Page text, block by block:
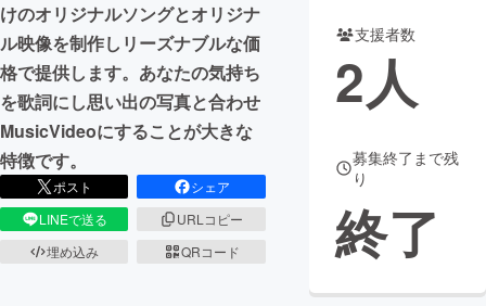
CAMPFIRE for Social Good
CAMPFIRE Creation
CAMPFIREふるさと納税machi-ya コミュニティ
けのオリジナルソングとオリジナ
ル映像を制作しリーズナブルな価
格で提供します。あなたの気持ち
を歌詞にし思い出の写真と合わせ
MusicVideoにすることが大きな
特徴です。
ポスト
シェア
LINEで送る
URLコピー
埋め込み
QRコード
支援者数
2人
募集終了まで残
り
終了